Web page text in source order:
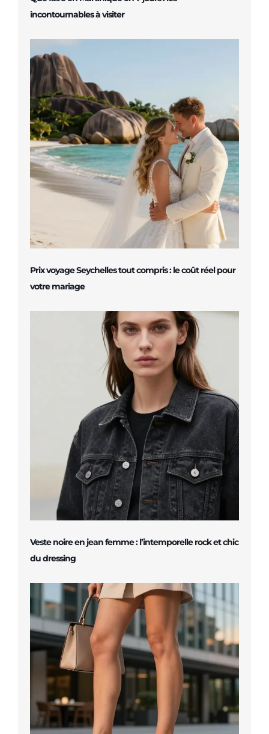
incontournables à visiter
Prix voyage Seychelles tout compris : le coût réel pour
votre mariage
Veste noire en jean femme : l’intemporelle rock et chic
du dressing